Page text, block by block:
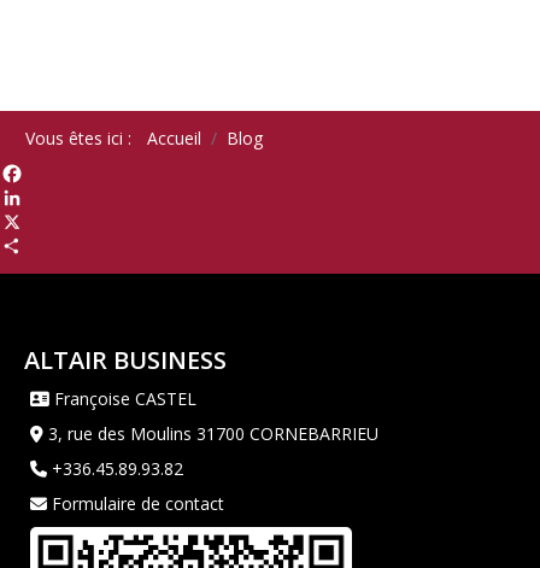
Vous êtes ici : Accueil Blog
Share
ALTAIR BUSINESS
Françoise CASTEL
3, rue des Moulins 31700 CORNEBARRIEU
+336.45.89.93.82
Formulaire de contact